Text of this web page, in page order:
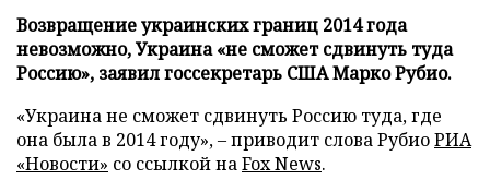
Возвращение украинских границ 2014 года
невозможно, Украина «не сможет сдвинуть туда
Россию», заявил госсекретарь США Марко Рубио.
«Украина не сможет сдвинуть Россию туда, где
она была в 2014 году», – приводит слова РубиоРИА
«Новости» со ссылкой наFox News.